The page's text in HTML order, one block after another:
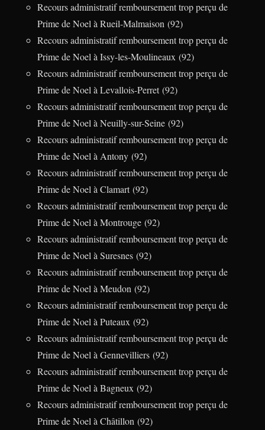
Recours administratif remboursement trop perçu de
Prime de Noel à Rueil-Malmaison (92)
Recours administratif remboursement trop perçu de
Prime de Noel à Issy-les-Moulineaux (92)
Recours administratif remboursement trop perçu de
Prime de Noel à Levallois-Perret (92)
Recours administratif remboursement trop perçu de
Prime de Noel à Neuilly-sur-Seine (92)
Recours administratif remboursement trop perçu de
Prime de Noel à Antony (92)
Recours administratif remboursement trop perçu de
Prime de Noel à Clamart (92)
Recours administratif remboursement trop perçu de
Prime de Noel à Montrouge (92)
Recours administratif remboursement trop perçu de
Prime de Noel à Suresnes (92)
Recours administratif remboursement trop perçu de
Prime de Noel à Meudon (92)
Recours administratif remboursement trop perçu de
Prime de Noel à Puteaux (92)
Recours administratif remboursement trop perçu de
Prime de Noel à Gennevilliers (92)
Recours administratif remboursement trop perçu de
Prime de Noel à Bagneux (92)
Recours administratif remboursement trop perçu de
Prime de Noel à Châtillon (92)